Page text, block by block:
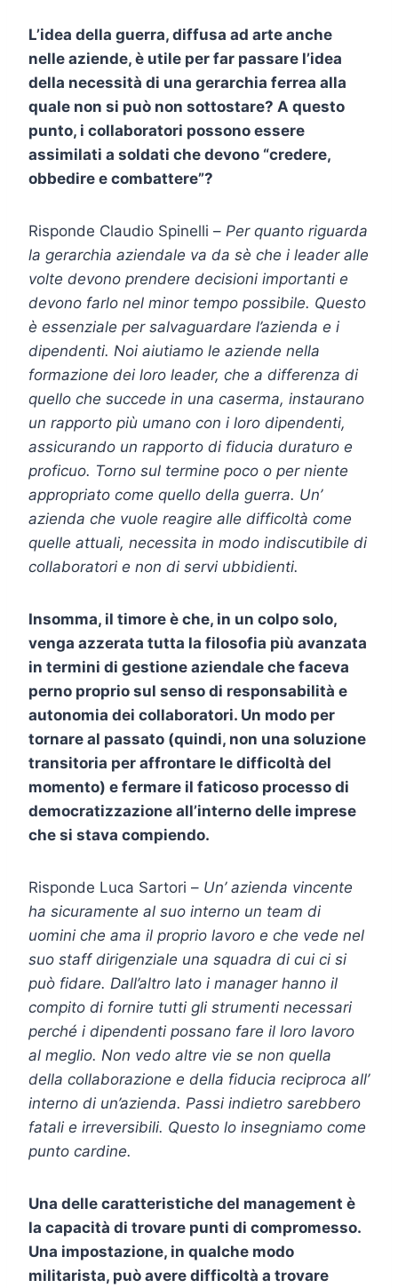
L’idea della guerra, diffusa ad arte anche
nelle aziende, è utile per far passare l’idea
della necessità di una gerarchia ferrea alla
quale non si può non sottostare? A questo
punto, i collaboratori possono essere
assimilati a soldati che devono “credere,
obbedire e combattere”?
Risponde Claudio Spinelli – Per quanto riguarda
la gerarchia aziendale va da sè che i leader alle
volte devono prendere decisioni importanti e
devono farlo nel minor tempo possibile. Questo
è essenziale per salvaguardare l’azienda e i
dipendenti. Noi aiutiamo le aziende nella
formazione dei loro leader, che a differenza di
quello che succede in una caserma, instaurano
un rapporto più umano con i loro dipendenti,
assicurando un rapporto di fiducia duraturo e
proficuo. Torno sul termine poco o per niente
appropriato come quello della guerra. Un’
azienda che vuole reagire alle difficoltà come
quelle attuali, necessita in modo indiscutibile di
collaboratori e non di servi ubbidienti.
Insomma, il timore è che, in un colpo solo,
venga azzerata tutta la filosofia più avanzata
in termini di gestione aziendale che faceva
perno proprio sul senso di responsabilità e
autonomia dei collaboratori. Un modo per
tornare al passato (quindi, non una soluzione
transitoria per affrontare le difficoltà del
momento) e fermare il faticoso processo di
democratizzazione all’interno delle imprese
che si stava compiendo.
Risponde Luca Sartori – Un’ azienda vincente
ha sicuramente al suo interno un team di
uomini che ama il proprio lavoro e che vede nel
suo staff dirigenziale una squadra di cui ci si
può fidare. Dall’altro lato i manager hanno il
compito di fornire tutti gli strumenti necessari
perché i dipendenti possano fare il loro lavoro
al meglio. Non vedo altre vie se non quella
della collaborazione e della fiducia reciproca all’
interno di un’azienda. Passi indietro sarebbero
fatali e irreversibili. Questo lo insegniamo come
punto cardine.
Una delle caratteristiche del management è
la capacità di trovare punti di compromesso.
Una impostazione, in qualche modo
militarista, può avere difficoltà a trovare